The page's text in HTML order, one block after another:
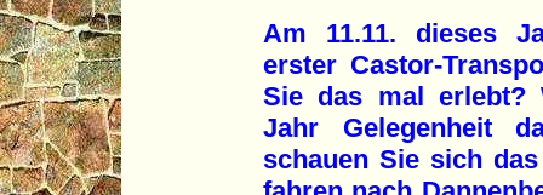
Am 11.11. dieses
erster Castor-
Sie das mal erlebt?
Jahr Gelegenheit
schauen Sie sich